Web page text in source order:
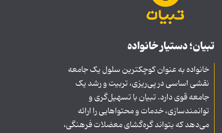
تبیان؛ دستیار خانواده
خانواده به عنوان کوچکترین سلول یک جامعه
نقشی اساسی در پی‌ریزی، تربیت و رشد یک
جامعه قوی دارد. تبیان با تسهیل‌گری و
توانمندسازی، خدمات و محتواهایی را ارائه
می‌دهد که بتواند گره‌گشای معضلات فرهنگی،